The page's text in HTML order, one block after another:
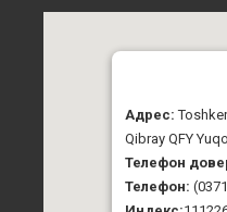
Адрес:
Qibray QFY
Телефон
Телефон: